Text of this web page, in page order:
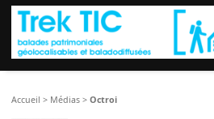
Accueil > Médias >Octroi